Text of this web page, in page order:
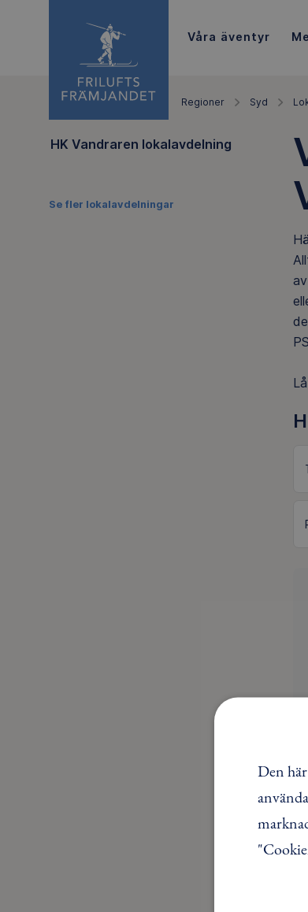
Våra äventyr
Regioner Syd
HK Vandraren lokalavdelning
Se fler lokalavdelningar
Den